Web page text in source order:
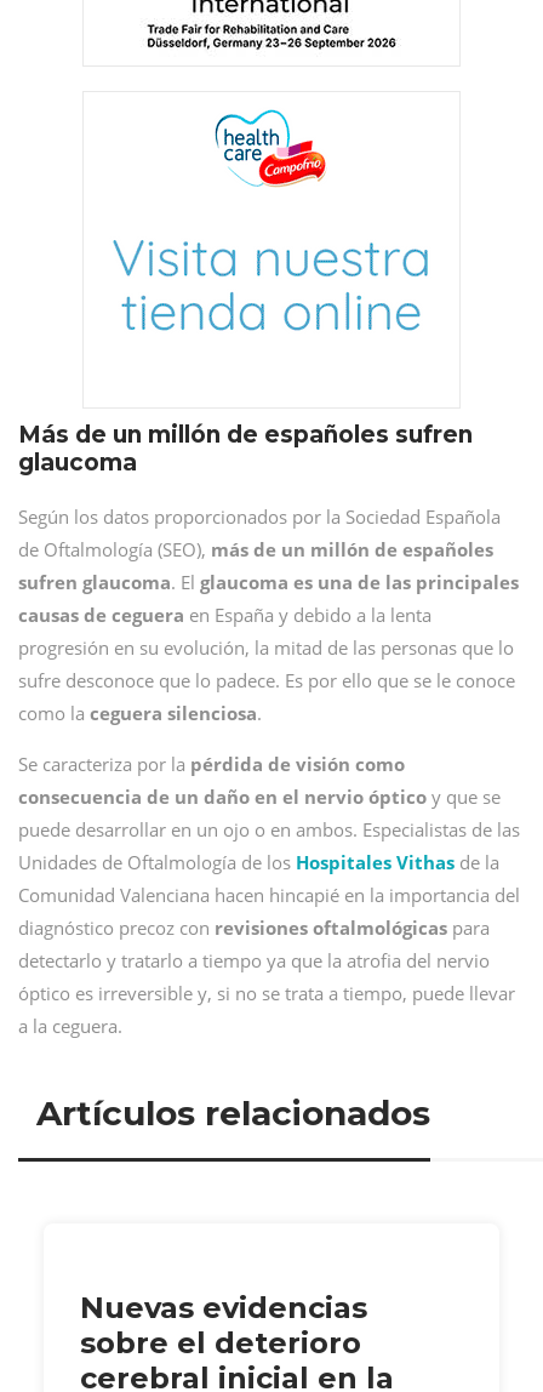
Más de un millón de españoles sufren
glaucoma
Según los datos proporcionados por la Sociedad Española
de Oftalmología (SEO), más de un millón de españoles
sufren glaucoma. El glaucoma es una de las principales
causas de ceguera en España y debido a la lenta
progresión en su evolución, la mitad de las personas que lo
sufre desconoce que lo padece. Es por ello que se le conoce
como la ceguera silenciosa.
Se caracteriza por la pérdida de visión como
consecuencia de un daño en el nervio óptico y que se
puede desarrollar en un ojo o en ambos. Especialistas de las
Unidades de Oftalmología de los Hospitales Vithas de la
Comunidad Valenciana hacen hincapié en la importancia del
diagnóstico precoz con revisiones oftalmológicas para
detectarlo y tratarlo a tiempo ya que la atrofia del nervio
óptico es irreversible y, si no se trata a tiempo, puede llevar
a la ceguera.
Artículos relacionados
Nuevas evidencias
sobre el deterioro
cerebral inicial en la